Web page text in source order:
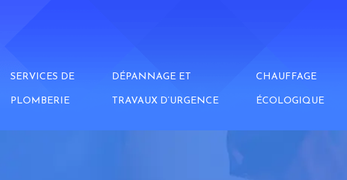
SERVICES DE
PLOMBERIE
DÉPANNAGE ET
TRAVAUX D’URGENCE
CHAUFFAGE
ÉCOLOGIQUE